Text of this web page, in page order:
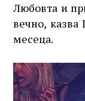
Любовта и
вечно,
месеца.